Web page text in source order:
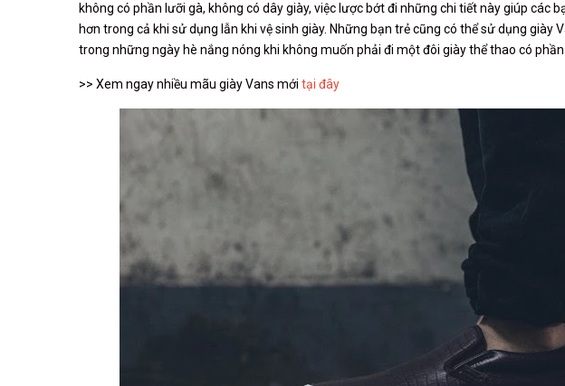
không có phần lưỡi gà, không có dây giày, việc lược bớt đi những chi tiết này giúp các
hơn trong cả khi sử dụng lẫn khi vệ sinh giày. Những bạn trẻ cũng có thể sử dụng
trong những ngày hè nắng nóng khi không muốn phải đi một đôi giày thể thao có
>> Xem ngay nhiều mãu giày Vans mới tại đây